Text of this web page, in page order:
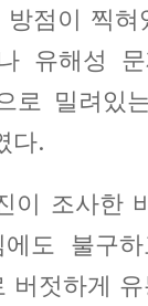
점이 찍
유해성
로 밀려있
다.
이 조사한
에도 불구
버젓하게